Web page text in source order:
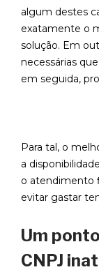
algum destes
exatamente o
solução. Em
necessárias
em seguida,
Para tal, o
a
o atendimento
evitar gastar
Um
CNPJ